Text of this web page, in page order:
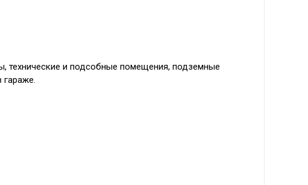
технические и подсобные помещения, подземные
гараже.